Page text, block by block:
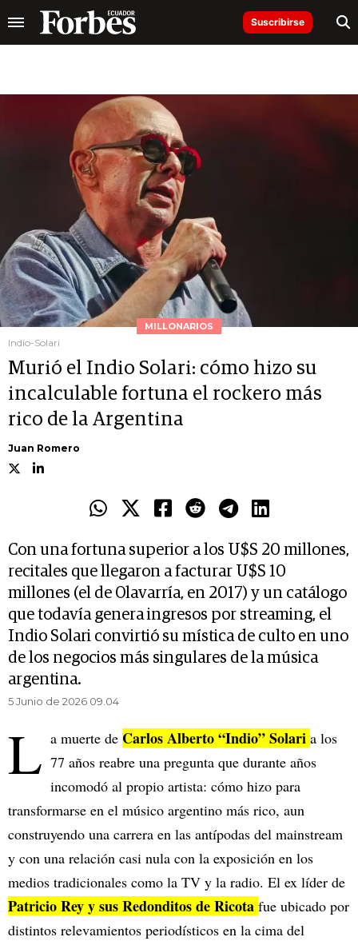
Suscribirse
MILLONARIOS
Indio-Solari
Murió el Indio Solari: cómo hizo su
incalculable fortuna el rockero más
rico de la Argentina
Juan Romero
Con una fortuna superior a los U$S 20 millones,
recitales que llegaron a facturar U$S 10
millones (el de Olavarría, en 2017) y un catálogo
que todavía genera ingresos por streaming, el
Indio Solari convirtió su mística de culto en uno
de los negocios más singulares de la música
argentina.
5 Junio de 2026 09.04
L a muerte de Carlos Alberto “Indio” Solari a los
77 años reabre una pregunta que durante años
incomodó al propio artista: cómo hizo para
transformarse en el músico argentino más rico, aun
construyendo una carrera en las antípodas del mainstream
y con una relación casi nula con la exposición en los
medios tradicionales como la TV y la radio. El ex líder de
Patricio Rey y sus Redonditos de Ricota fue ubicado por
distintos relevamientos periodísticos en la cima del